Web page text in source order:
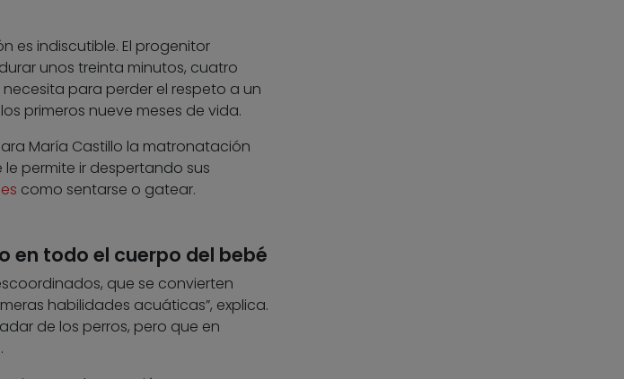
es indiscutible. El progenitor
unos treinta minutos, cuatro
para perder el respeto a un
primeros nueve meses de vida.
María Castillo la matronatación
permite ir despertando sus
como sentarse o gatear.
en todo el cuerpo del bebé
que se convierten
habilidades acuáticas”, explica.
de los perros, pero que en